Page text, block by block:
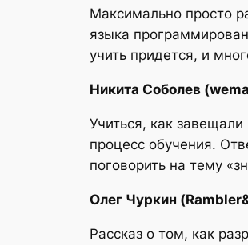
Максимально просто
языка
учить придется, и
Никита Соболев
Учиться, как
процесс обучения.
поговорить на тему
Олег Чуркин
Рассказ о том, как